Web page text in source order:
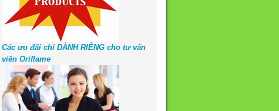
Các ưu đãi chỉ DÀNH RIÊNG cho tư vấn
viên Oriflame